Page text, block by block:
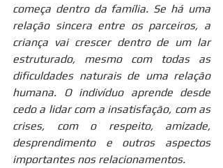
começa dentro da família. Se há uma
relação sincera entre os parceiros, a
criança vai crescer dentro de um lar
estruturado, mesmo com todas as
dificuldades naturais de uma relação
humana. O indivíduo aprende desde
cedo a lidar com a insatisfação, com as
crises, com o respeito, amizade,
desprendimento e outros aspectos
importantes nos relacionamentos.